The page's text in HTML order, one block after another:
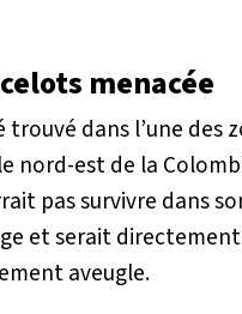
menacée
trouvé dans l’une des
nord-est de la
pas survivre dans
et serait
aveugle.